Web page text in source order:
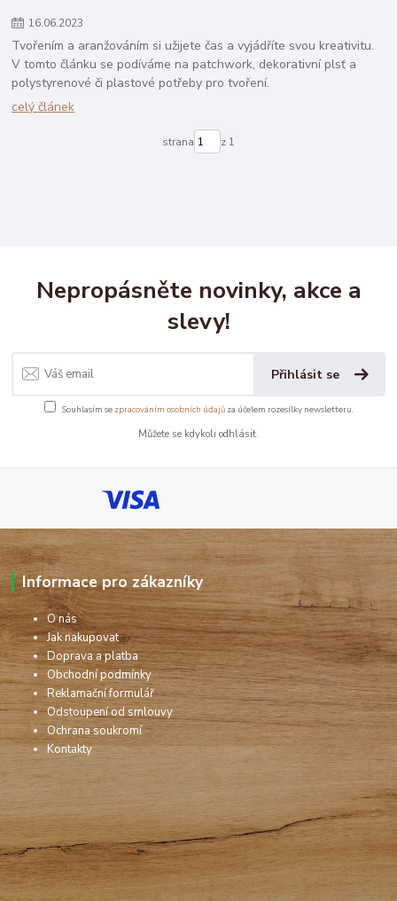
16.06.2023
Tvořením a aranžováním si užijete čas a vyjádříte svou kreativitu.
V tomto článku se podíváme na patchwork, dekorativní plsť a
polystyrenové či plastové potřeby pro tvoření.
celý článek
strana z 1
Nepropásněte novinky, akce a
slevy!
Přihlásit se
Souhlasím se zpracováním osobních údajůza účelem rozesílky newsletteru.
Můžete se kdykoli odhlásit.
Informace pro zákazníky
O nás
Jak nakupovat
Doprava a platba
Obchodní podmínky
Reklamační formulář
Odstoupení od smlouvy
Ochrana soukromí
Kontakty